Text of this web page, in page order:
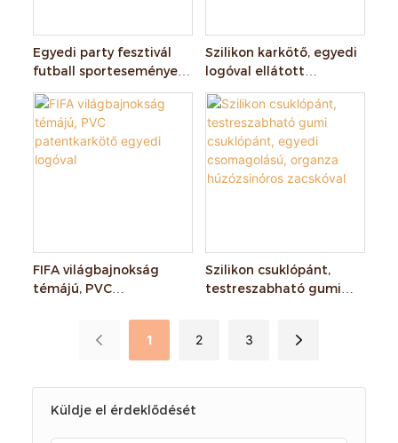
Küldje el érdeklődését
Egyedi party fesztivál
futball sportesemények
divat sport nemzeti
zászló szőtt karkötők
Szilikon karkötő, egyedi
logóval ellátott
csapattevékenység,
labdarúgó-
világbajnokság csapat
csuklópántja
FIFA világbajnokság
témájú, PVC
Szilikon csuklópánt,
testreszabható gumi
húzózsinóros zacskóval
1 2 3